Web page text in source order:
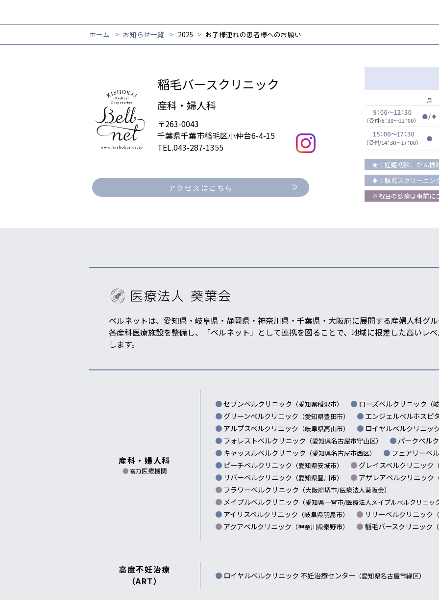
ホーム お知らせ一覧 2025 お子様連れの患者様へのお願い
稲毛バースクリニック
産科・婦人科
〒263-0043
千葉県千葉市稲毛区小仲台6-4-15
TEL.043-287-1355
アクセスはこちら
★：妊娠初診、がん検
♦：胎児スクリーニン
※祝日の診療は事前に
ベルネットは、愛知県・岐阜県・静岡県・神奈川県・千葉県・大阪府に展開する産婦人科グ
各産科医療施設を整備し、「ベルネット」として連携を図ることで、地域に根差した高いレ
します。
産科・婦人科
●協力医療機関
セブンベルクリニック （愛知県稲沢市） ローズベルクリニック （
グリーンベルクリニック （愛知県豊田市）
エンジェルベルホスピ
アルプスベルクリニック （岐阜県高山市）
ロイヤルベルクリニッ
フォレストベルクリニック （愛知県名古屋市守山区）
パークベル
キャッスルベルクリニック （愛知県名古屋市西区）
フェアリーベ
ピーチベルクリニック （愛知県安城市） グレイスベルクリニック
リバーベルクリニック （愛知県豊川市） アザレアベルクリニック
フラワーベルクリニック （大阪府堺市/医療法人葵阪会）
メイプルベルクリニック （愛知県一宮市/医療法人メイプルベルクリニッ
アイリスベルクリニック （岐阜県羽島市） リリーベルクリニック
アクアベルクリニック （神奈川県秦野市） 稲毛バースクリニック
高度不妊治療
（ART）
ロイヤルベルクリニック 不妊治療センター （愛知県名古屋市緑区）